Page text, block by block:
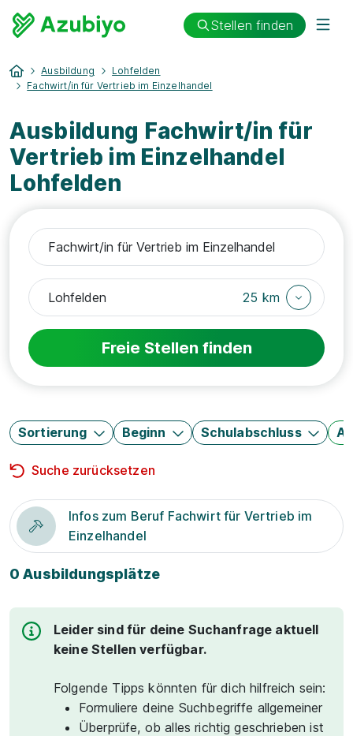
Stellen finden
Ausbildung
Lohfelden
Fachwirt/in für Vertrieb im Einzelhandel
Ausbildung Fachwirt/in für
Vertrieb im Einzelhandel
Lohfelden
25 km
Freie Stellen finden
Sortierung Beginn Schulabschluss
Suche zurücksetzen
Infos zum Beruf Fachwirt für Vertrieb im
Einzelhandel
0 Ausbildungsplätze
Leider sind für deine Suchanfrage aktuell
keine Stellen verfügbar.
Folgende Tipps könnten für dich hilfreich sein:
Formuliere deine Suchbegriffe allgemeiner
Überprüfe, ob alles richtig geschrieben ist